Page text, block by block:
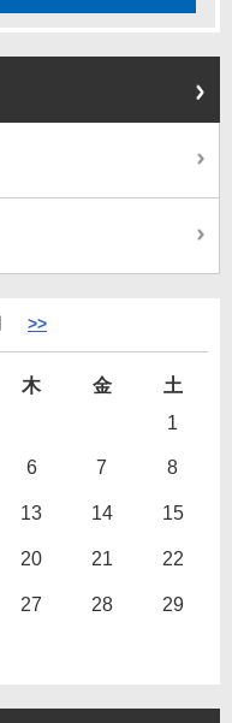
>>
木 金
土
1
6 7 8
13 14 15
20 21 22
27 28 29